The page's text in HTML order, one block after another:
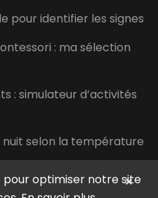
pour identifier les signes
: ma sélection
: simulateur d’activités
selon la température
×
pour optimiser notre site